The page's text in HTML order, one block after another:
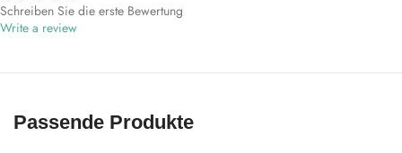
Schreiben Sie die erste Bewertung
Write a review
Passende Produkte